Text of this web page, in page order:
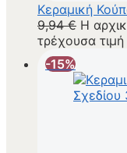
Κεραμική
9,94€ Η
τρέχουσα τιμή
-15%